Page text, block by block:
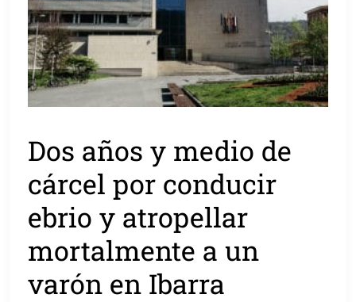
Dos años y medio de
cárcel por conducir
ebrio y atropellar
mortalmente a un
varón en Ibarra